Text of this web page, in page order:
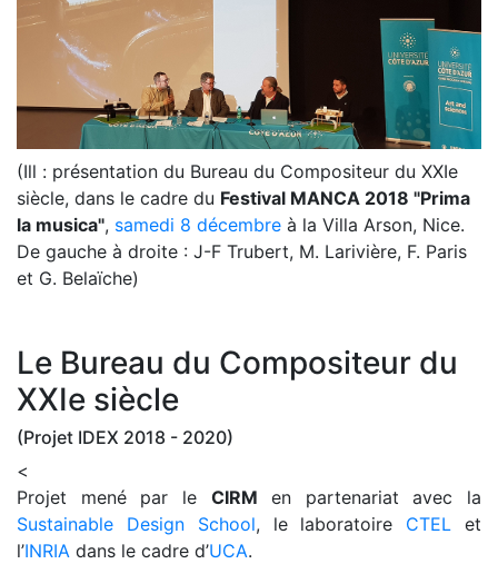
(Ill : présentation du Bureau du Compositeur du XXIe
siècle, dans le cadre du Festival MANCA 2018 "Prima
la musica", samedi 8 décembre à la Villa Arson, Nice.
De gauche à droite : J-F Trubert, M. Larivière, F. Paris
et G. Belaïche)
Le Bureau du Compositeur du
XXIe siècle
(Projet IDEX 2018 - 2020)
<
Projet mené par le CIRM en partenariat avec la
Sustainable Design School, le laboratoire CTEL et
l’INRIA dans le cadre d’UCA.